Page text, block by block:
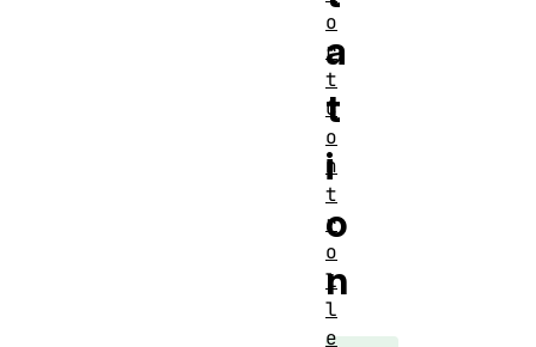
a
t
i
o
n
o
r
t
C
o
n
t
r
o
l
l
e